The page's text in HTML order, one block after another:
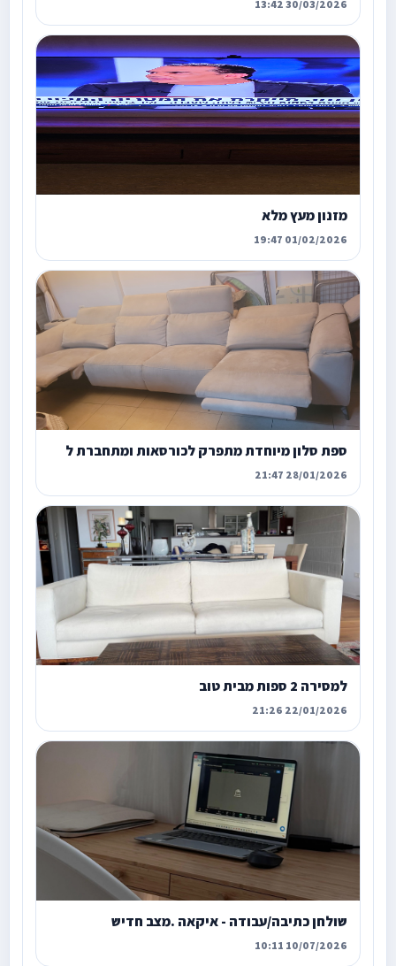
30/03/2026 13:42
מזנון מעץ מלא
01/02/2026 19:47
ספת סלון מיוחדת מתפרק לכורסאות ומתחברת ל
28/01/2026 21:47
למסירה 2 ספות מבית טוב
22/01/2026 21:26
שולחן כתיבה/עבודה - איקאה .מצב חדיש
10/07/2026 10:11